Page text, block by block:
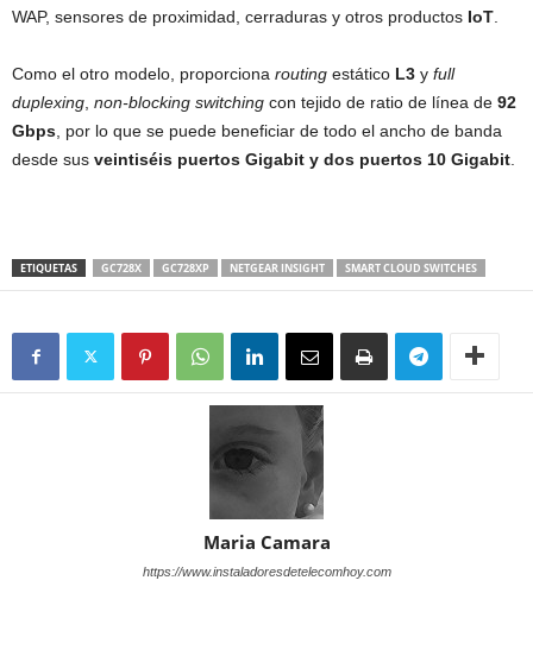
WAP, sensores de proximidad, cerraduras y otros productos IoT.
Como el otro modelo, proporciona routing estático L3 y full
duplexing, non-blocking switching con tejido de ratio de línea de 92
Gbps, por lo que se puede beneficiar de todo el ancho de banda
desde sus veintiséis puertos Gigabit y dos puertos 10 Gigabit.
ETIQUETAS GC728X GC728XP NETGEAR INSIGHT SMART CLOUD SWITCHES
Maria Camara
https://www.instaladoresdetelecomhoy.com